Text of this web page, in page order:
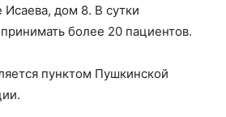
Исаева, дом 8. В сутки
более 20 пациентов.
пунктом Пушкинской